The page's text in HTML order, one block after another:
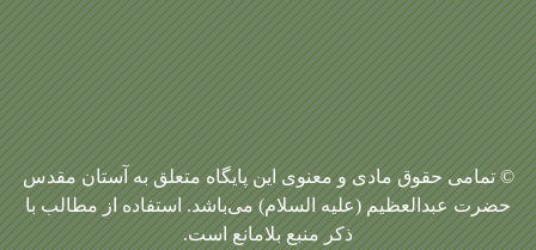
© تمامی حقوق مادی و معنوی این پایگاه متعلق به آستان مقدس
حضرت عبدالعظیم (علیه السلام) می‌باشد. استفاده از مطالب با
ذکر منبع بلامانع است.